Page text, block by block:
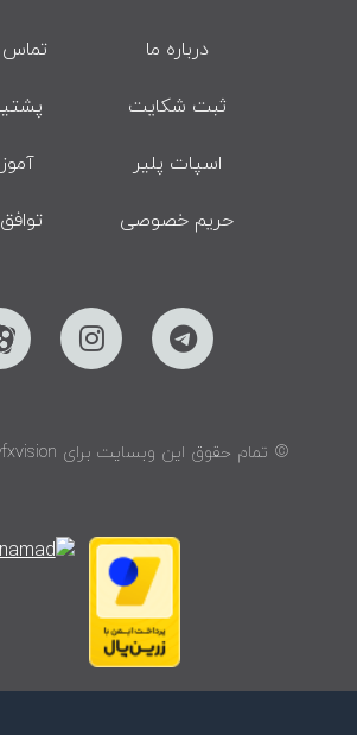
درباره ما تماس
ثبت شکایت
اسپات پلیر
حریم خصوصی
© تمام حقوق این وبسایت برای vfxvision محفوظ است.